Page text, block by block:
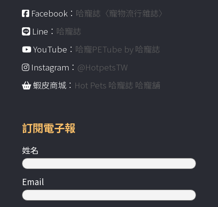
Facebook： 哈寵誌〈寵物流行雜誌〉
Line： 哈寵誌
YouTube： 哈寵PETube by 哈寵誌
Instagram： @HotpetsTW
蝦皮商城： Hot Pets 哈寵誌 哈寵舖
訂閱電子報
姓名
Email